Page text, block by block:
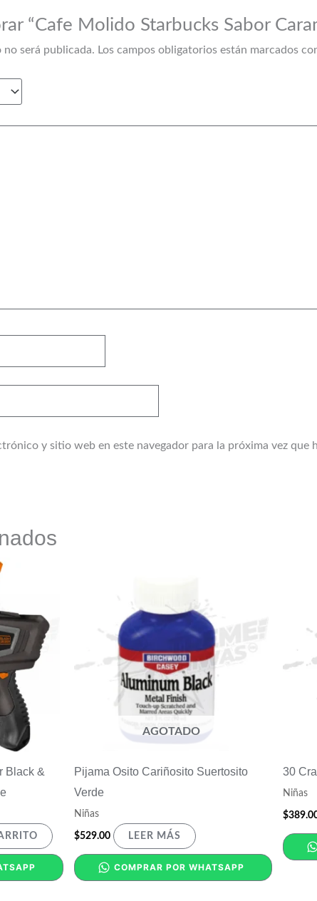
“Cafe Molido Starbucks Sabor
será publicada. Los campos obligatorios están marcados
y sitio web en este navegador para la próxima vez que
Black &
AGOTADO
Pijama Osito Cariñosito Suertosito
Verde
Niñas
$529.00 LEER MÁS
COMPRAR POR WHATSAPP
30
Niñas
$